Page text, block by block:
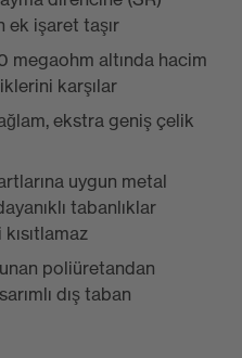
ek işaret taşır
megaohm altında hacim
karşılar
ekstra geniş çelik
uygun metal
tabanlıklar
poliüretandan
dış taban